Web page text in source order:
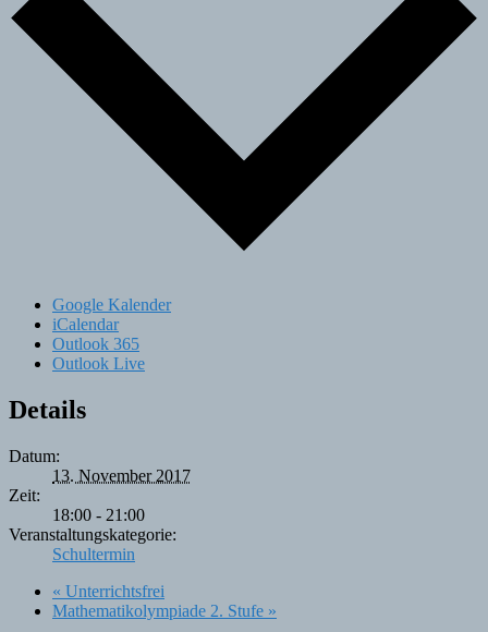
Google Kalender
iCalendar
Outlook 365
Outlook Live
Details
Datum:
13. November 2017
Zeit:
18:00 - 21:00
Veranstaltungskategorie:
Schultermin
« Unterrichtsfrei
Mathematikolympiade 2. Stufe »